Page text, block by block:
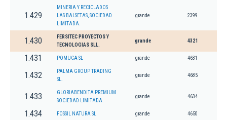
1.429
MINERIA Y RECICLADOS
LAS BALSETAS, SOCIEDAD
LIMITADA.
grande 2399
1.430
FERSITEC PROYECTOS Y
TECNOLOGIAS SLL.
grande 4321
1.431 POMUCA SL grande 4631
1.432
PALMA GROUP TRADING
SL.
grande 4685
1.433
GLORIABENDITA PREMIUM
SOCIEDAD LIMITADA.
grande 4634
1.434 FOSSIL NATURA SL grande 4650